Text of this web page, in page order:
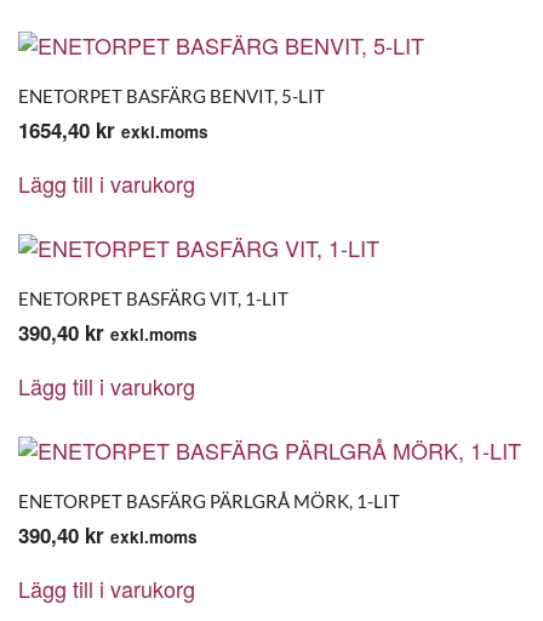
ENETORPET BASFÄRG BENVIT, 5-LIT
1654,40 kr exkl.moms
Lägg till i varukorg
ENETORPET BASFÄRG VIT, 1-LIT
390,40 kr exkl.moms
Lägg till i varukorg
ENETORPET BASFÄRG PÄRLGRÅ MÖRK, 1-LIT
390,40 kr exkl.moms
Lägg till i varukorg